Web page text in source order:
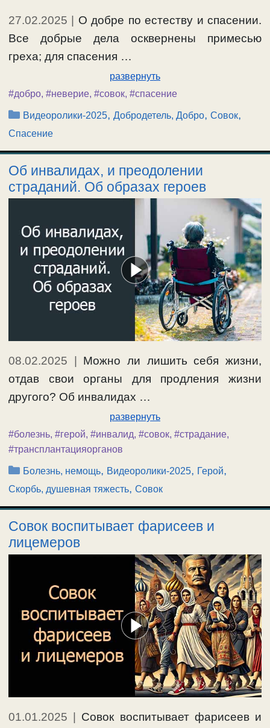
27.02.2025 | О добре по естеству и спасении.
Все добрые дела осквернены примесью
греха; для спасения …
развернуть
#добро, #неверие, #совок, #спасение
Рубрики
Видеоролики-2025,Добродетель, Добро,Совок,
Спасение
Об инвалидах, и преодолении
страданий. Об образах героев
08.02.2025
Можно ли лишить себя жизни,
отдав свои органы для продления жизни
другого? Об инвалидах …
развернуть
#болезнь, #герой, #инвалид, #совок, #страдание,
#трансплантацияорганов
Рубрики
Болезнь, немощь, Видеоролики-2025, Герой,
Скорбь, душевная тяжесть, Совок
Совок воспитывает фарисеев и
лицемеров
01.01.2025
Совок воспитывает фарисеев и